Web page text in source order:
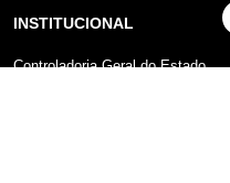
INSTITUCIONAL
Controladoria Geral do Estado